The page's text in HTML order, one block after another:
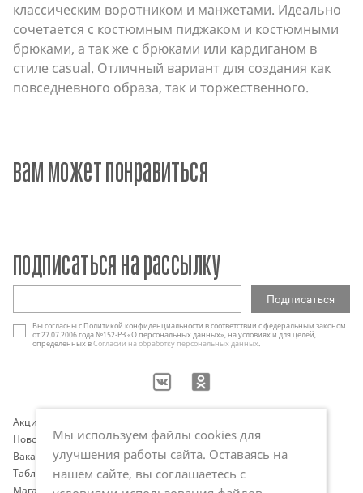
классическим воротником и манжетами. Идеально
сочетается с костюмным пиджаком и костюмными
брюками, а так же с брюками или кардиганом в
стиле casual. Отличный вариант для создания как
повседневного образа, так и торжественного.
вам может понравиться
Акции
Новости
Вакансии
Таблица размеров
Магазины
Оплата и доставка
Программа лояльности
Публичная оферта
Политика обработки
подписаться на рассылку
Вы согласны с Политикой конфиденциальности в соответствии с федеральным законом
от 27.07.2006 года №152-РЗ «О персональных данных», на условиях и для целей,
определенных вСогласии на обработку персональных данных.
Мы используем файлы cookies для
улучшения работы сайта. Оставаясь на
нашем сайте, вы соглашаетесь с